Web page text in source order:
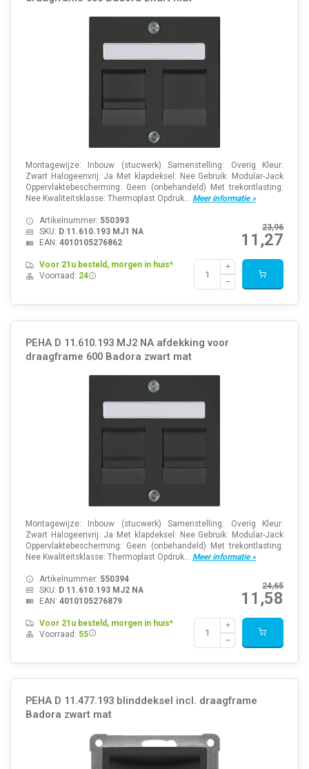
Montagewijze: Inbouw (stucwerk) Samenstelling: Overig Kleur:
Zwart Halogeenvrij: Ja Met klapdeksel: Nee Gebruik: Modular-Jack
Oppervlaktebescherming: Geen (onbehandeld) Met trekontlasting:
Nee Kwaliteitsklasse: Thermoplast Opdruk... Meer informatie »
23,96
11,27
Artikelnummer: 550393
SKU: D 11.610.193 MJ1 NA
EAN: 4010105276862
Voor 21u besteld, morgen in huis*
Voorraad: 24
PEHA D 11.610.193 MJ2 NA afdekking voor
draagframe 600 Badora zwart mat
Montagewijze: Inbouw (stucwerk) Samenstelling: Overig Kleur:
Zwart Halogeenvrij: Ja Met klapdeksel: Nee Gebruik: Modular-Jack
Oppervlaktebescherming: Geen (onbehandeld) Met trekontlasting:
Nee Kwaliteitsklasse: Thermoplast Opdruk... Meer informatie »
24,65
11,58
Artikelnummer: 550394
SKU: D 11.610.193 MJ2 NA
EAN: 4010105276879
Voor 21u besteld, morgen in huis*
Voorraad: 55
PEHA D 11.477.193 blinddeksel incl. draagframe
Badora zwart mat